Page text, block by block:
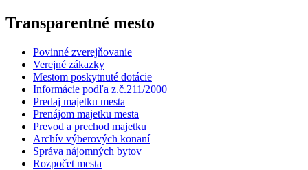
Transparentné mesto
Povinné zverejňovanie
Verejné zákazky
Mestom poskytnuté dotácie
Informácie podľa z.č.211/2000
Predaj majetku mesta
Prenájom majetku mesta
Prevod a prechod majetku
Archív výberových konaní
Správa nájomných bytov
Rozpočet mesta